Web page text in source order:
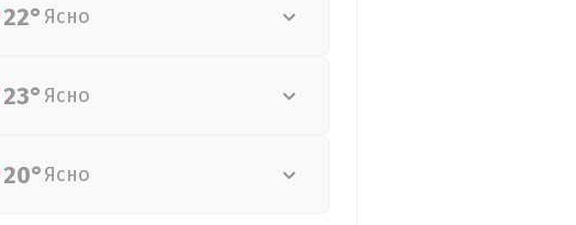
22° Ясно
23° Ясно
20°Ясно